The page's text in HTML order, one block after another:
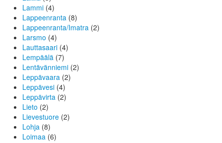
Lammi (4)
Lappeenranta (8)
Lappeenranta/Imatra (2)
Larsmo (4)
Lauttasaari (4)
Lempäälä (7)
Lentävänniemi (2)
Leppävaara (2)
Leppävesi (4)
Leppävirta (2)
Lieto (2)
Lievestuore (2)
Lohja (8)
Loimaa (6)